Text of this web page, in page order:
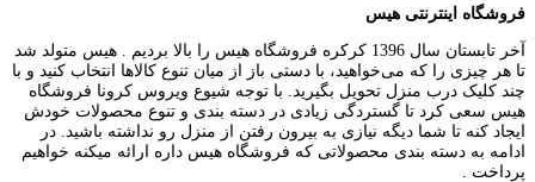
فروشگاه اینترنتی هیس
آخر تابستان سال 1396 کرکره فروشگاه هیس را بالا بردیم . هیس متولد شد
تا هر چیزی را که می‌خواهید، با دستی باز از میان تنوع کالاها انتخاب کنید و با
چند کلیک درب منزل تحویل بگیرید. با توجه شیوع ویروس کرونا فروشگاه
هیس سعی کرد تا گستردگی زیادی در دسته بندی و تنوع محصولات خودش
ایجاد کنه تا شما دیگه نیازی به بیرون رفتن از منزل رو نداشته باشید. در
ادامه به دسته بندی محصولاتی که فروشگاه هیس داره ارائه میکنه خواهیم
پرداخت .